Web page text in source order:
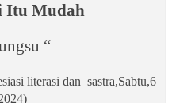
Itu Mudah
“
literasi dan sastra,Sabtu,6